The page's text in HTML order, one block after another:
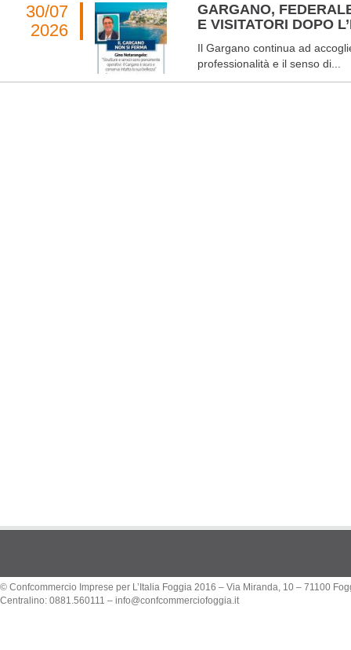
30/07
2026
GARGANO,
E VISITATORI DOPO
Il Gargano continua ad
professionalità e il senso di...
© Confcommercio Imprese per L’Italia Foggia 2016 – Via Miranda, 10 – 71100
Centralino: 0881.560111 – info@confcommerciofoggia.it